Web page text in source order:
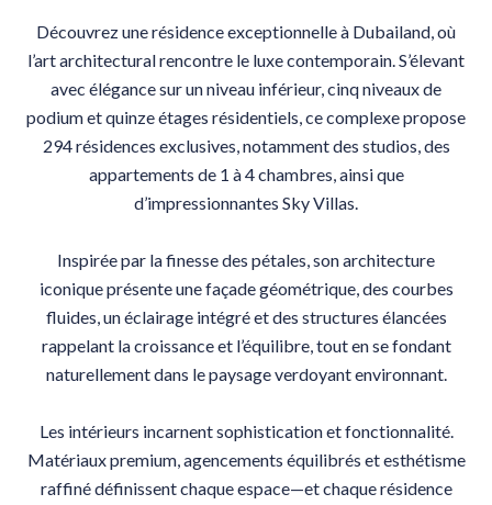
Découvrez une résidence exceptionnelle à Dubailand, où
l’art architectural rencontre le luxe contemporain. S’élevant
avec élégance sur un niveau inférieur, cinq niveaux de
podium et quinze étages résidentiels, ce complexe propose
294 résidences exclusives, notamment des studios, des
appartements de 1 à 4 chambres, ainsi que
d’impressionnantes Sky Villas.
Inspirée par la finesse des pétales, son architecture
iconique présente une façade géométrique, des courbes
fluides, un éclairage intégré et des structures élancées
rappelant la croissance et l’équilibre, tout en se fondant
naturellement dans le paysage verdoyant environnant.
Les intérieurs incarnent sophistication et fonctionnalité.
Matériaux premium, agencements équilibrés et esthétisme
raffiné définissent chaque espace—et chaque résidence